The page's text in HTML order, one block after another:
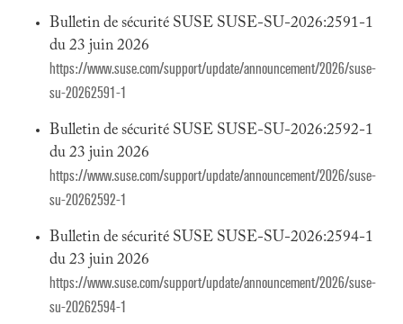
Bulletin de sécurité SUSE SUSE-SU-2026:2591-1
du 23 juin 2026
https://www.suse.com/support/update/announcement/2026/suse-
su-20262591-1
Bulletin de sécurité SUSE SUSE-SU-2026:2592-1
du 23 juin 2026
https://www.suse.com/support/update/announcement/2026/suse-
su-20262592-1
Bulletin de sécurité SUSE SUSE-SU-2026:2594-1
du 23 juin 2026
https://www.suse.com/support/update/announcement/2026/suse-
su-20262594-1